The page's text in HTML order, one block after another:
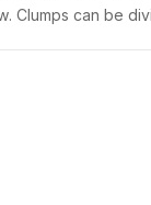
Clumps can be